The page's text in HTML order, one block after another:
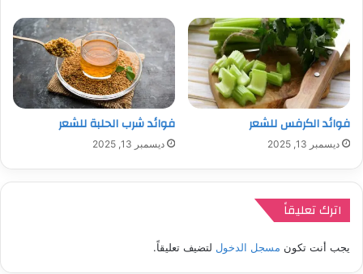
فوائد الكرفس للشعر
ديسمبر 13, 2025
فوائد شرب الحلبة للشعر
ديسمبر 13, 2025
اترك تعليقاً
يجب أنت تكون مسجل الدخول لتضيف تعليقاً.